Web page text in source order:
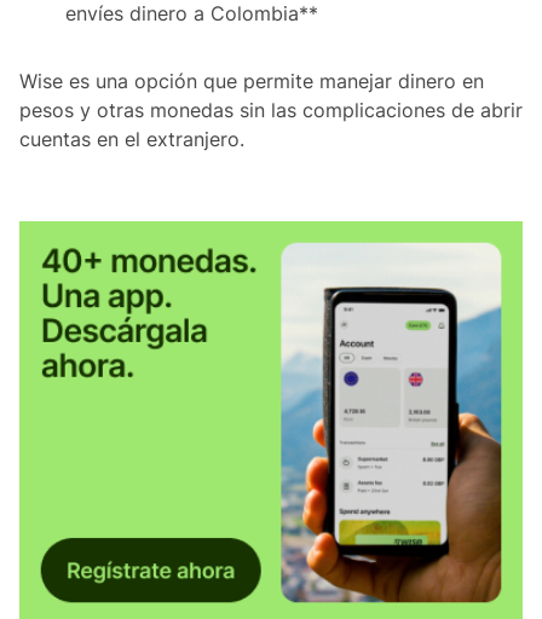
envíes dinero a Colombia**
Wise es una opción que permite manejar dinero en
pesos y otras monedas sin las complicaciones de abrir
cuentas en el extranjero.